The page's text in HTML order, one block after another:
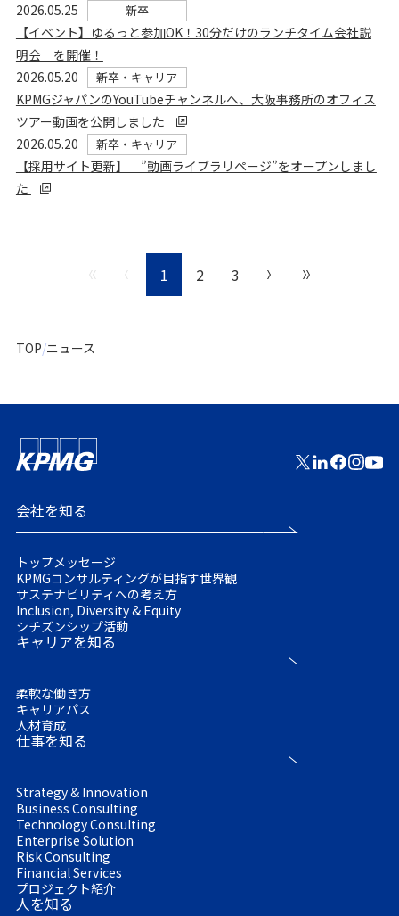
2026.05.25
新卒
【イベント】ゆるっと参加OK！30分だけのランチタイム会社説
明会 を開催！
2026.05.20
新卒・キャリア
KPMGジャパンのYouTubeチャンネルへ、大阪事務所のオフィス
ツアー動画を公開しました
2026.05.20
新卒・キャリア
【採用サイト更新】 ”動画ライブラリページ”をオープンしまし
た
1 2 3
TOP ニュース
会社を知る
トップメッセージ
KPMGコンサルティングが目指す世界観
サステナビリティへの考え方
Inclusion, Diversity & Equity
シチズンシップ活動
キャリアを知る
柔軟な働き方
キャリアパス
人材育成
仕事を知る
Strategy & Innovation
Business Consulting
Technology Consulting
Enterprise Solution
Risk Consulting
Financial Services
プロジェクト紹介
人を知る